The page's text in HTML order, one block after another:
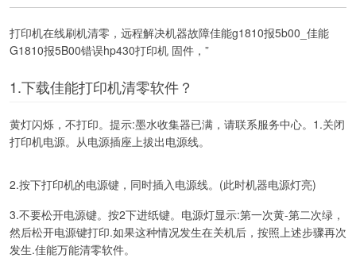
打印机在线刷机清零，远程解决机器故障佳能g1810报5b00_佳能
G1810报5B00错误hp430打印机 固件，”
1.下载佳能打印机清零软件？
黄灯闪烁，不打印。提示:墨水收集器已满，请联系服务中心。1.关闭
打印机电源。从电源插座上拔出电源线。
2.按下打印机的电源键，同时插入电源线。(此时机器电源灯亮)
3.不要松开电源键。按2下进纸键。电源灯显示:第一次黄-第二次绿，
然后松开电源键打印.如果这种情况发生在关机后，按照上述步骤再次
发生.佳能万能清零软件。